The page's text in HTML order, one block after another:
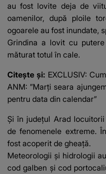
au fost lovite deja de
oamenilor, după ploile
ogoarele au fost inundate,
Grindina a lovit cu
măturat totul în cale.
Citește și: EXCLUSIV:
ANM: ”Marți seara
pentru data din calendar”
Și în județul Arad
defenomenele extreme.
fost acoperit de gheață.
Meteorologii și hidrologii
cod galben și cod